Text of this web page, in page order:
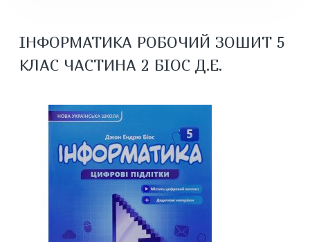
ІНФОРМАТИКА РОБОЧИЙ ЗОШИТ 5
КЛАС ЧАСТИНА 2 БІОС Д.Е.